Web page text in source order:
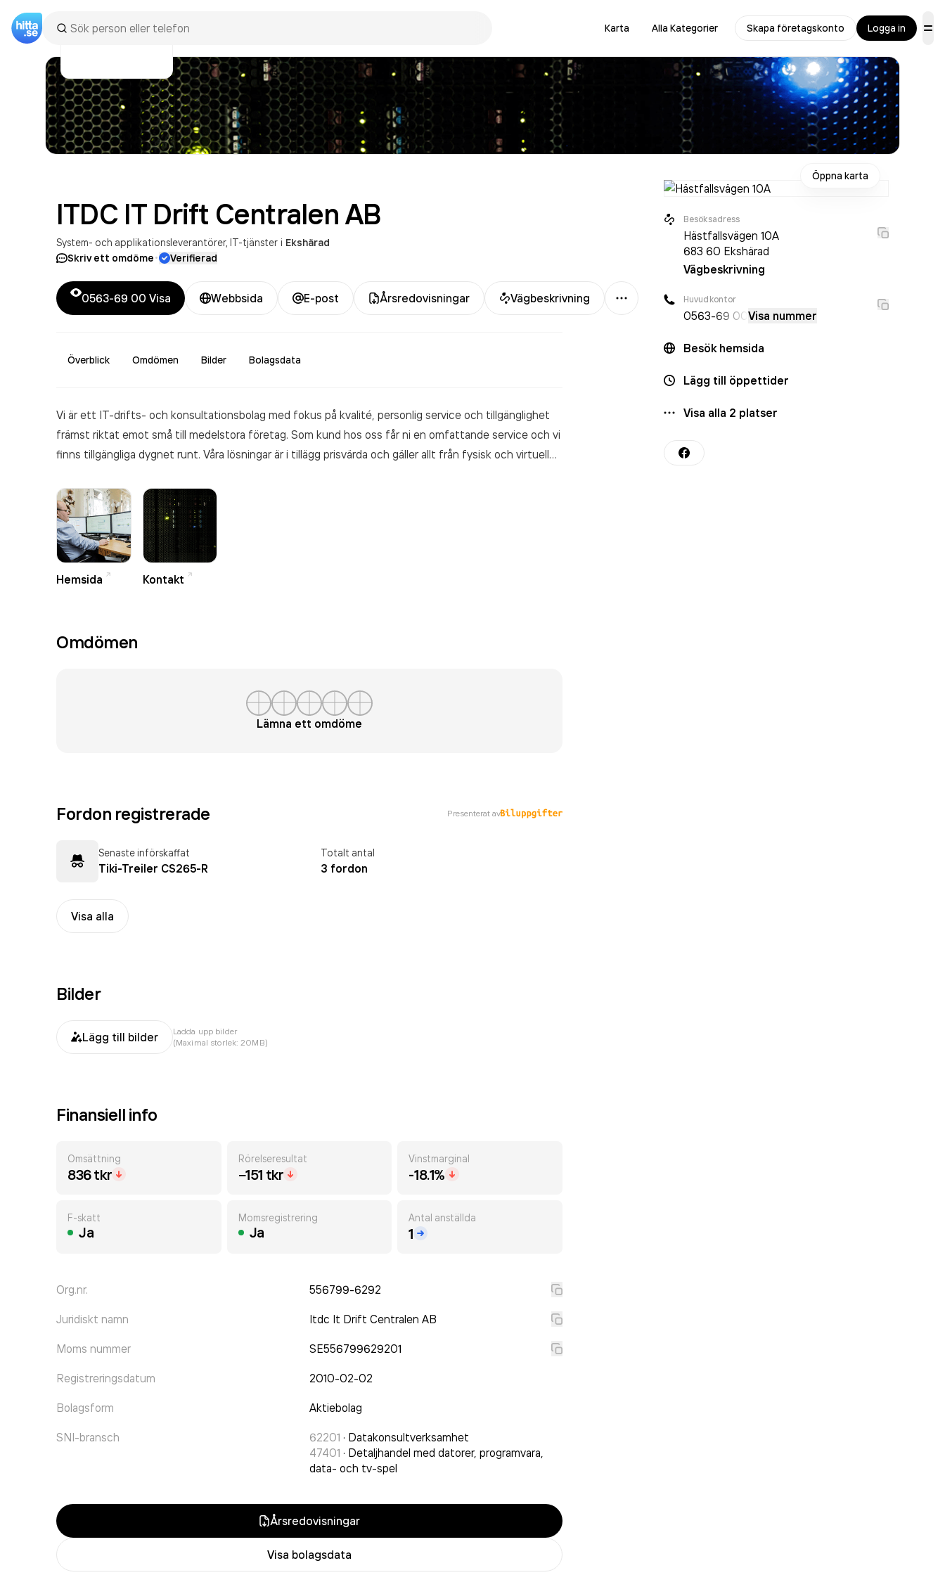
Karta Alla Kategorier Skapa företagskonto Logga in
ITDC IT Drift Centralen AB
System- och applikationsleverantörer IT-tjänster i Ekshärad
Skriv ett omdöme· Verifierad
0563-69 00 Visa Webbsida E-post Årsredovisningar Vägbeskrivning
Mer
Överblick Omdömen Bilder Bolagsdata
Vi är ett IT-drifts- och konsultationsbolag med fokus på kvalité, personlig service och tillgänglighet
främst riktat emot små till medelstora företag. Som kund hos oss får ni en omfattande service och vi
finns tillgängliga dygnet runt. Våra lösningar är i tillägg prisvärda och gäller allt från fysisk och virtuell
Hemsida Kontakt
Omdömen
Lämna ett omdöme
Fordon registrerade Presenterat av
Senaste införskaffat
Tiki-Treiler CS265-R
Totalt antal
3 fordon
Visa alla
Bilder
Lägg till bilder
Ladda upp bilder
(Maximal storlek: 20MB)
Finansiell info
Omsättning
836 tkr
Rörelseresultat
−151 tkr
Vinstmarginal
-18.1%
F-skatt
Ja
Momsregistrering
Ja
Antal anställda
1
Org.nr. 556799-6292
Juridiskt namn Itdc It Drift Centralen AB
Moms nummer SE556799629201
Registreringsdatum 2010-02-02
Bolagsform Aktiebolag
SNI-bransch 62201 · Datakonsultverksamhet
47401 · Detaljhandel med datorer, programvara,
data- och tv-spel
Årsredovisningar
Visa bolagsdata
Öppna karta
Besöksadress
Hästfallsvägen 10A
683 60 Ekshärad
Vägbeskrivning
Huvudkontor
0563-69 00 Visa nummer
Besök hemsida
Lägg till öppettider
Visa alla 2 platser